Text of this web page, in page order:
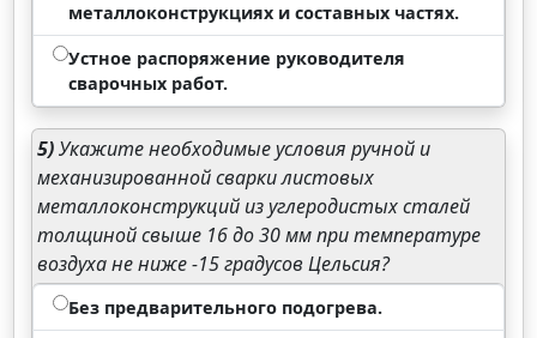
металлоконструкциях и составных частях.
Устное распоряжение руководителя
сварочных работ.
5)Укажите необходимые условия ручной и
механизированной сварки листовых
металлоконструкций из углеродистых сталей
толщиной свыше 16 до 30 мм при температуре
воздуха не ниже -15 градусов Цельсия?
Без предварительного подогрева.